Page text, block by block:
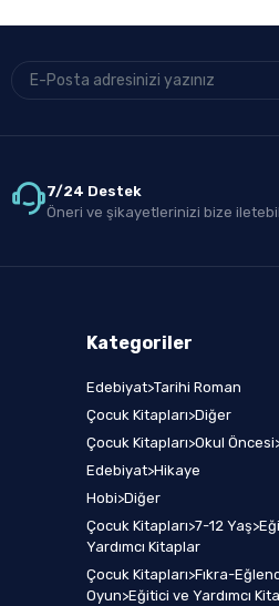
7/24 Destek
Öneri ve şikayetlerinizi bize
Kategoriler
Edebiyat>Tarihi Roman
Çocuk Kitapları>Diğer
Çocuk Kitapları>Okul
Edebiyat>Hikaye
Hobi>Diğer
Çocuk Kitapları>7-12
Yardımcı Kitaplar
Çocuk Kitapları>Fıkra-
Oyun>Eğitici ve Yardımcı